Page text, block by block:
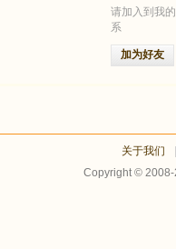
请加入到我
系
加为好友
关于我们
Copyright ©